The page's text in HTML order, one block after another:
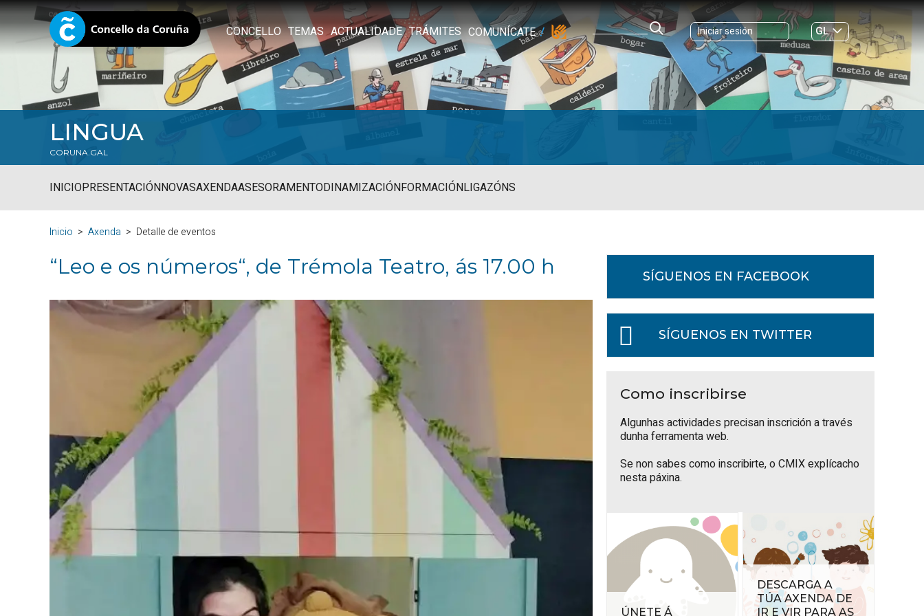
CONCELLO TEMAS ACTUALIDADE TRÁMITES COMUNÍCATE Iniciar sesión
GL
ES|
LINGUA
CORUNA.GAL
INICIOPRESENTACIÓNNOVASAXENDAASESORAMENTODINAMIZACIÓNFORMACIÓNLIGAZÓNS
Inicio Axenda Detalle de eventos
“Leo e os números“, de Trémola Teatro, ás 17.00 h SÍGUENOS EN FACEBOOK
SÍGUENOS EN TWITTER
Como inscribirse
Algunhas actividades precisan inscrición a través
dunha ferramenta web.
Se non sabes como inscribirte, oCMIX explícacho
nesta páxina.
ÚNETE Á
DESCARGA A
TÚA AXENDA DE
IR E VIR PARA AS